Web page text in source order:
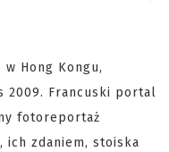
Hong Kongu,
2009. Francuski portal
fotoreportaż
ich zdaniem, stoiska